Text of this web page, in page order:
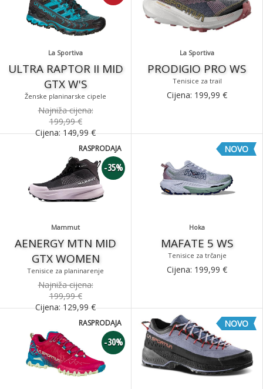
La Sportiva
ULTRA RAPTOR II MID
GTX W'S
Ženske planinarske cipele
Najniža cijena:
199,99 €
Cijena:149,99€
La Sportiva
PRODIGIO PRO WS
Tenisice za trail
Cijena: 199,99 €
Mammut
AENERGY MTN MID
GTX WOMEN
Tenisice za planinarenje
-35%
RASPRODAJA
Najniža cijena:
199,99 €
Cijena:129,99€
Hoka
MAFATE 5 WS
Tenisice za trčanje
NOVO
Cijena: 199,99 €
-30%
RASPRODAJA NOVO